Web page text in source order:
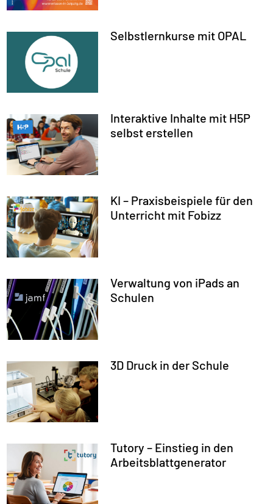
Selbstlernkurse mit OPAL
Interaktive Inhalte mit H5P
selbst erstellen
KI – Praxisbeispiele für den
Unterricht mit Fobizz
Verwaltung von iPads an
Schulen
3D Druck in der Schule
Tutory – Einstieg in den
Arbeitsblattgenerator